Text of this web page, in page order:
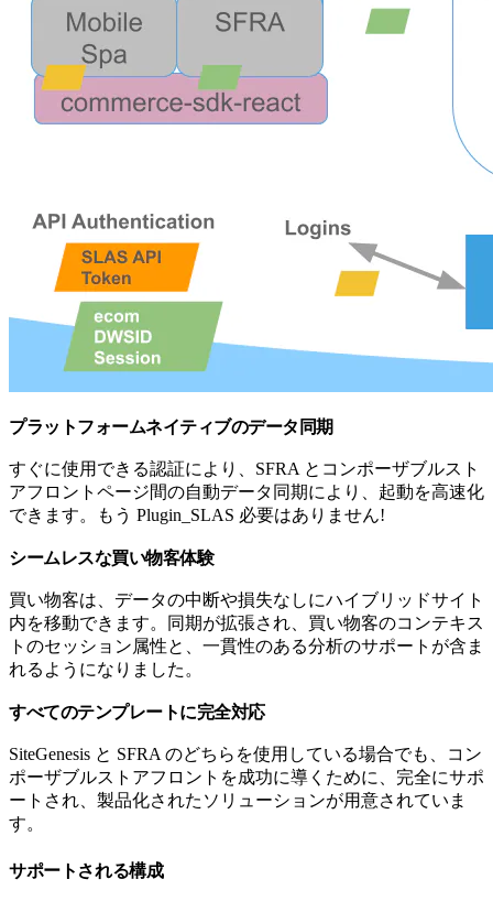
プラットフォームネイティブのデータ同期
すぐに使用できる認証により、SFRA とコンポーザブルスト
アフロントページ間の自動データ同期により、起動を高速化
できます。もう Plugin_SLAS 必要はありません!
シームレスな買い物客体験
買い物客は、データの中断や損失なしにハイブリッドサイト
内を移動できます。同期が拡張され、買い物客のコンテキス
トのセッション属性と、一貫性のある分析のサポートが含ま
れるようになりました。
すべてのテンプレートに完全対応
SiteGenesis と SFRA のどちらを使用している場合でも、コン
ポーザブルストアフロントを成功に導くために、完全にサポ
ートされ、製品化されたソリューションが用意されていま
す。
サポートされる構成